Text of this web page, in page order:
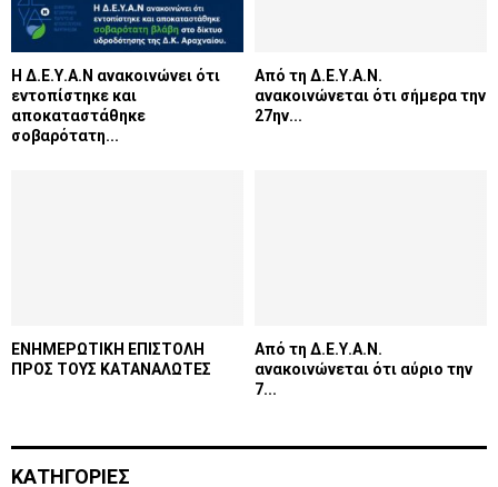
Η Δ.Ε.Υ.Α.Ν ανακοινώνει ότι
εντοπίστηκε και
αποκαταστάθηκε
σοβαρότατη...
Από τη Δ.Ε.Υ.Α.Ν.
ανακοινώνεται ότι σήμερα την
27ην...
ΕΝΗΜΕΡΩΤΙΚΗ ΕΠΙΣΤΟΛΗ
ΠΡΟΣ ΤΟΥΣ ΚΑΤΑΝΑΛΩΤΕΣ
Από τη Δ.Ε.Υ.Α.Ν.
ανακοινώνεται ότι αύριο την
7...
ΚΑΤΗΓΟΡΙΕΣ